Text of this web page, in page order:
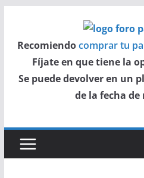
contenido
Recomiendocomprar tu
Fíjate en que tiene la
Se puede devolver en un
de la fecha de